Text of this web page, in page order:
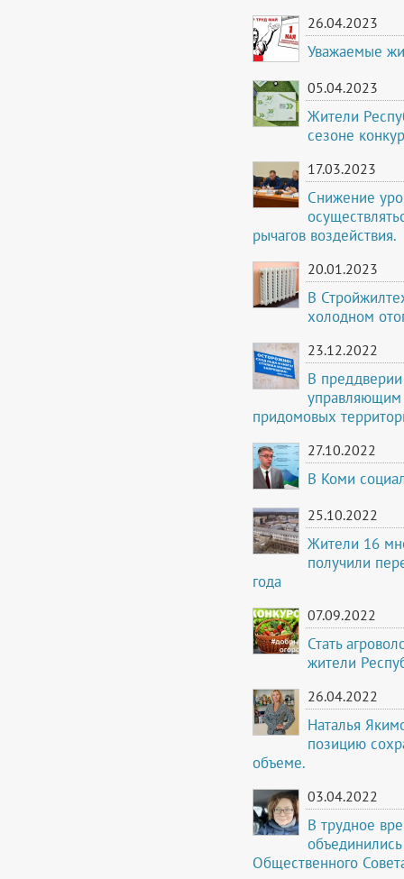
26.04.2023
Уважаемые
05.04.2023
Жители
сезоне
17.03.2023
Снижение
рычагов воздействия.
20.01.2023
В
холодном
23.12.2022
В
управляющим
придомовых
27.10.2022
В Коми
25.10.2022
Жители 16
получили
года
07.09.2022
Стать
жители
26.04.2022
Наталья
позицию
объеме.
03.04.2022
В трудное
Общественного